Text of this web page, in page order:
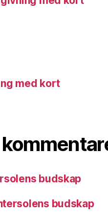
med kort
budskap
budskap